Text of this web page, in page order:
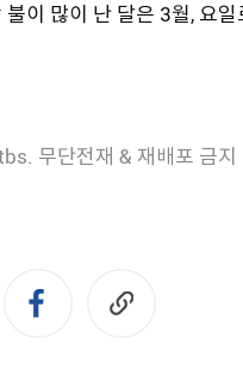
이 많이 난 달은 3월, 요
무단전재 & 재배포 금지